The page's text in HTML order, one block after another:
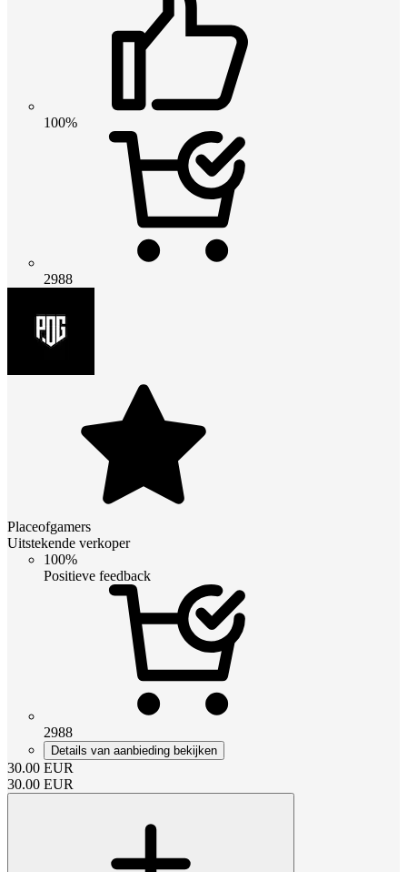
100%
2988
Placeofgamers
Uitstekende verkoper
100%
Positieve feedback
2988
Details van aanbieding bekijken
30.00 EUR
30.00 EUR